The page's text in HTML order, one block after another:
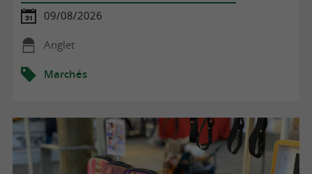
09/08/2026
Anglet
Marchés